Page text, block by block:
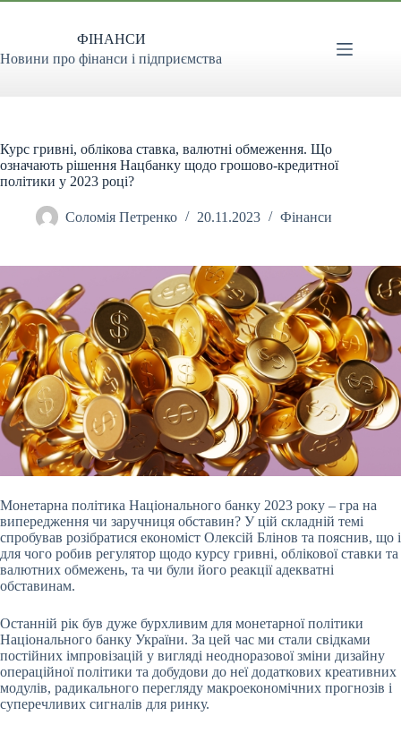
Перейти
ФІНАНСИ
Новини про фінанси і підприємства
Курс гривні, облікова ставка, валютні обмеження. Що
означають рішення Нацбанку щодо грошово-кредитної
політики у 2023 році?
Соломія Петренко 20.11.2023 Фінанси
Монетарна політика Національного банку 2023 року – гра на
випередження чи заручниця обставин? У цій складній темі
спробував розібратися економіст Олексій Блінов та пояснив, що і
для чого робив регулятор щодо курсу гривні, облікової ставки та
валютних обмежень, та чи були його реакції адекватні
обставинам.
Останній рік був дуже бурхливим для монетарної політики
Національного банку України. За цей час ми стали свідками
постійних імпровізацій у вигляді неодноразової зміни дизайну
операційної політики та добудови до неї додаткових креативних
модулів, радикального перегляду макроекономічних прогнозів і
суперечливих сигналів для ринку.